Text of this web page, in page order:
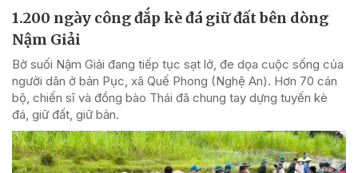
1.200 ngày công đắp kè đá giữ đất bên dòng
Nậm Giải
Bờ suối Nậm Giải đang tiếp tục sạt lở, đe dọa cuộc sống của
người dân ở bản Pục, xã Quế Phong (Nghệ An). Hơn 70 cán
bộ, chiến sĩ và đồng bào Thái đã chung tay dựng tuyến kè
đá, giữ đất, giữ bản.